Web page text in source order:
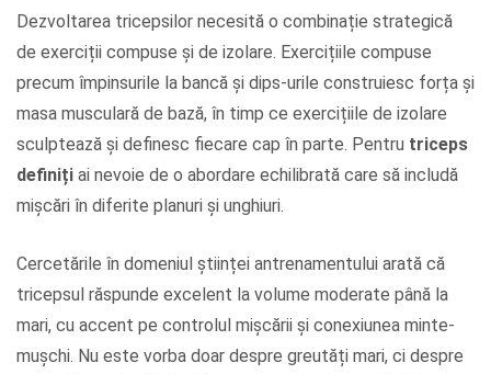
Dezvoltarea tricepsilor necesită o combinație strategică
de exerciții compuse și de izolare. Exercițiile compuse
precum împinsurile la bancă și dips-urile construiesc forța și
masa musculară de bază, în timp ce exercițiile de izolare
sculptează și definesc fiecare cap în parte. Pentru triceps
definiți ai nevoie de o abordare echilibrată care să includă
mișcări în diferite planuri și unghiuri.
Cercetările în domeniul științei antrenamentului arată că
tricepsul răspunde excelent la volume moderate până la
mari, cu accent pe controlul mișcării și conexiunea minte-
mușchi. Nu este vorba doar despre greutăți mari, ci despre